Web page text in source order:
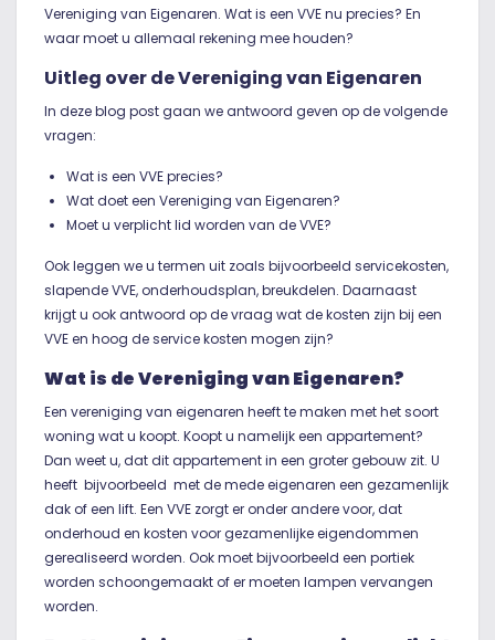
Vereniging van Eigenaren. Wat is een VVE nu precies? En
waar moet u allemaal rekening mee houden?
Uitleg over de Vereniging van Eigenaren
In deze blog post gaan we antwoord geven op de volgende
vragen:
Wat is een VVE precies?
Wat doet een Vereniging van Eigenaren?
Moet u verplicht lid worden van de VVE?
Ook leggen we u termen uit zoals bijvoorbeeld servicekosten,
slapende VVE, onderhoudsplan, breukdelen. Daarnaast
krijgt u ook antwoord op de vraag wat de kosten zijn bij een
VVE en hoog de service kosten mogen zijn?
Wat is de Vereniging van Eigenaren?
Een vereniging van eigenaren heeft te maken met het soort
woning wat u koopt. Koopt u namelijk een appartement?
Dan weet u, dat dit appartement in een groter gebouw zit. U
heeft bijvoorbeeld met de mede eigenaren een gezamenlijk
dak of een lift. Een VVE zorgt er onder andere voor, dat
onderhoud en kosten voor gezamenlijke eigendommen
gerealiseerd worden. Ook moet bijvoorbeeld een portiek
worden schoongemaakt of er moeten lampen vervangen
worden.